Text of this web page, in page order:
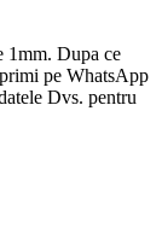
1mm. Dupa ce
pe WhatsApp
Dvs. pentru